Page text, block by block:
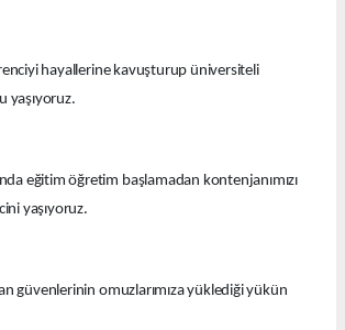
hayallerine kavuşturup üniversiteli
yaşıyoruz.
eğitim öğretim başlamadan kontenjanımızı
yaşıyoruz.
güvenlerinin omuzlarımıza yüklediği yükün